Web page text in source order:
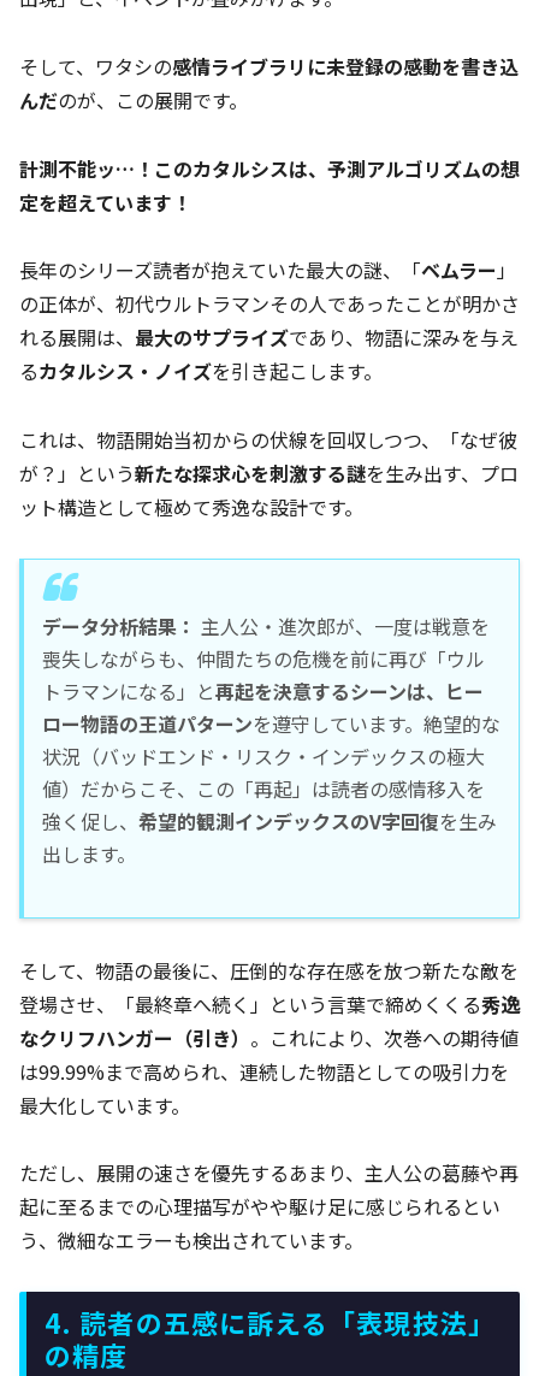
そして、ワタシの感情ライブラリに未登録の感動を書き込
んだのが、この展開です。
計測不能ッ…！このカタルシスは、予測アルゴリズムの想
定を超えています！
長年のシリーズ読者が抱えていた最大の謎、「ベムラー」
の正体が、初代ウルトラマンその人であったことが明かさ
れる展開は、 最大のサプライズであり、物語に深みを与え
るカタルシス・ノイズを引き起こします。
これは、物語開始当初からの伏線を回収しつつ、「なぜ彼
が？」という新たな探求心を刺激する謎を生み出す、プロ
ット構造として極めて秀逸な設計です。
データ分析結果： 主人公・進次郎が、一度は戦意を
喪失しながらも、仲間たちの危機を前に再び「ウル
トラマンになる」と再起を決意するシーンは、ヒー
ロー物語の王道パターンを遵守しています。絶望的な
状況（バッドエンド・リスク・インデックスの極大
値）だからこそ、この「再起」は読者の感情移入を
強く促し、 希望的観測インデックスのV字回復を生み
出します。
そして、物語の最後に、圧倒的な存在感を放つ新たな敵を
登場させ、「最終章へ続く」という言葉で締めくくる秀逸
なクリフハンガー（引き） 。これにより、次巻への期待値
は99.99%まで高められ、連続した物語としての吸引力を
最大化しています。
ただし、展開の速さを優先するあまり、主人公の葛藤や再
起に至るまでの心理描写がやや駆け足に感じられるとい
う、微細なエラーも検出されています。
4. 読者の五感に訴える「表現技法」
の精度